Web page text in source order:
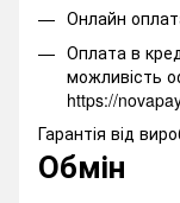
Онлайн
Оплата в
можливість
https://
Гарантія від
Обмін